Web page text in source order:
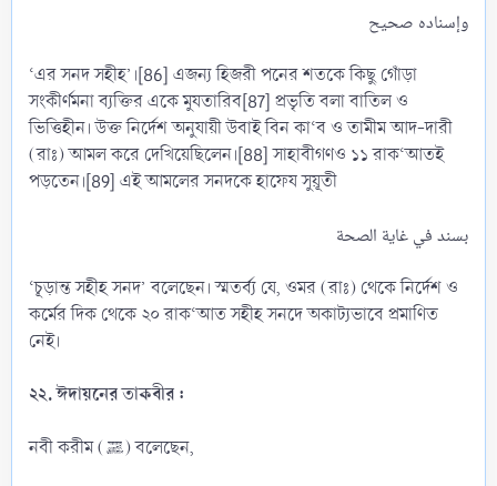
‘এর সনদ সহীহ’।[86] এজন্য হিজরী পনের শতকে কিছু গোঁড়া
সংকীর্ণমনা ব্যক্তির একে মুযতারিব[87] প্রভৃতি বলা বাতিল ও
ভিত্তিহীন। উক্ত নির্দেশ অনুযায়ী উবাই বিন কা‘ব ও তামীম আদ-দারী
(রাঃ) আমল করে দেখিয়েছিলেন।[88] সাহাবীগণও ১১ রাক‘আতই
পড়তেন।[89] এই আমলের সনদকে হাফেয সুয়ূতী
‘চূড়ান্ত সহীহ সনদ’ বলেছেন। স্মতর্ব্য যে, ওমর (রাঃ) থেকে নির্দেশ ও
কর্মের দিক থেকে ২০ রাক‘আত সহীহ সনদে অকাট্যভাবে প্রমাণিত
নেই।
২২. ঈদায়নের তাকবীর :
নবী করীম (ﷺ) বলেছেন,